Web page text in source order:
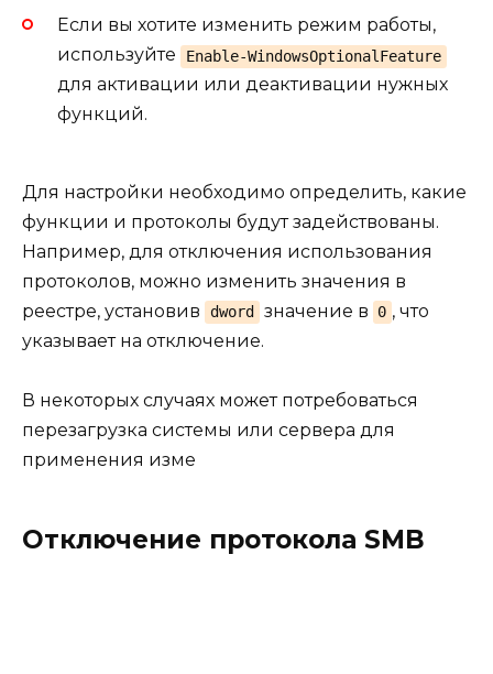
Если вы хотите изменить режим работы,
используйте
Enable-WindowsOptionalFeature
для активации или деактивации нужных
функций.
Для настройки необходимо определить, какие
функции и протоколы будут задействованы.
Например, для отключения использования
протоколов, можно изменить значения в
реестре, установив
dword значение в 0 , что
указывает на отключение.
В некоторых случаях может потребоваться
перезагрузка системы или сервера для
применения изме
Отключение протокола SMB